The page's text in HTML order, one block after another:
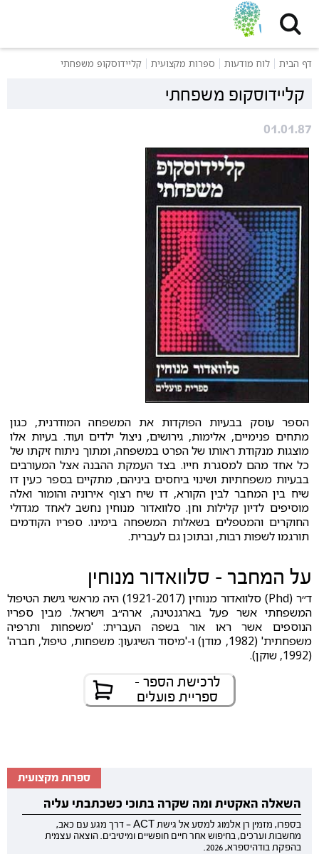
דף הבית לוח מודעות ספרות מקצועית קליידוסקופ משפחתי
קליידוסקופ משפחתי
01.01.87
הספר עוסק בבעיות הפוקדות את המשפחה המודרנית, כגון
מתחים פנימיים, אלימות, גירושים, ניצול ילדים ועוד. בעיות אלו
מוצגות מנקודת ראותו של הפרט במשפחה, ומתוך ניתוח זיקתו של
כל אחד מהם למסגרת חייו. בצד העמקת ההבנה אצל המעורבים
בבעיות משפחתיות ושינוי ביחסים ביניהם, מתקיים בספר כעין דו
שיח בין המחבר לבין הקורא, דו שיח רצוף אירוניה והומור ואלה
מוסיפים לדיון קלילות וחן. סלוואדור מנוחין נחשב לאחד מגדולי
החוקרים והמטפלים בשאלות המשפחה בימינו. ספריו הקודמים
תורגמו לשפות רבות, ובתוכן גם לעברית.
על המחבר - סלוואדור מנוחין
ד״ר (Phd) סלוואדור מנוחין (1921-2017) היה מראשי גישת הטיפול
המשפחתי אשר פעל בארגנטינה, ארה״ב וישראל. מבין ספריו
הנוספים אשר ראו אור בשפה העברית: 'משפחות ותרפיה
משפחתית' (1982, מודן) ו-'מיסוד השיגעון: משפחות, טיפול, חברה'
(1992, שוקן).
לרכישת הספר -
ספריית פועלים
ספרות מקצועית
השאלה האקטית ומה שקרה בתוכי כשכתבתי עליה
בספרו, מזמין רן אלמוג למסע אל גישת ACT — דרך מגע עם כאב,
מחשבות וערכים, בחיפוש אחר חיים חופשיים ומיטיבים. הוצאה עצמית
בהפקת בודהיספרא, 2026.